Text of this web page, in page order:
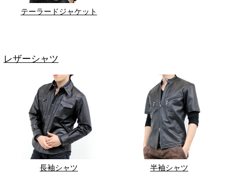
テーラードジャケット
レザーシャツ
長袖シャツ 半袖シャツ